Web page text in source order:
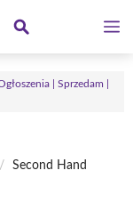
| Sprzedam |
/
Second Hand